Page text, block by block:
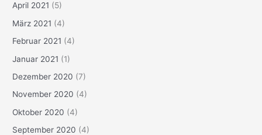
April 2021 (5)
März 2021 (4)
Februar 2021 (4)
Januar 2021 (1)
Dezember 2020 (7)
November 2020 (4)
Oktober 2020 (4)
September 2020 (4)